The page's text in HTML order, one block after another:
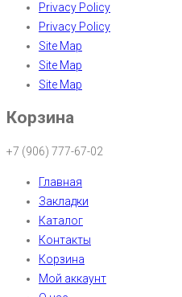
Privacy Policy
Privacy Policy
Site Map
Site Map
Site Map
Корзина
+7 (906) 777-67-02
Главная
Закладки
Каталог
Контакты
Корзина
Мой аккаунт